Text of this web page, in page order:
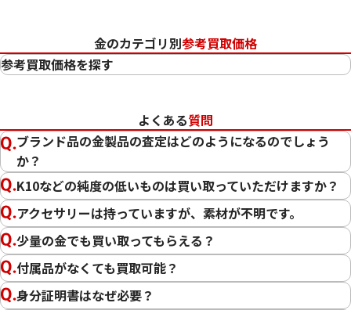
金のカテゴリ別参考買取価格
参考買取価格を探す
22金（K22）
21.6金（K21.6）
20金（K20）
18金（K18）
14金（K14）
12金（K12）
10金（K10）
金
プラチナ
よくある質問
ブランド品の金製品の査定はどのようになるのでしょう
か？
K10などの純度の低いものは買い取っていただけますか？
アクセサリーは持っていますが、素材が不明です。
少量の金でも買い取ってもらえる？
付属品がなくても買取可能？
身分証明書はなぜ必要？